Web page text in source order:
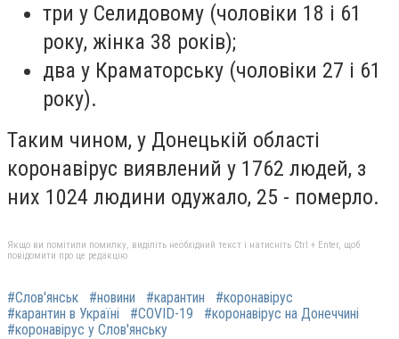
три у Селидовому (чоловіки 18 і 61
року, жінка 38 років);
два у Краматорську (чоловіки 27 і 61
року).
Таким чином, у Донецькій області
коронавірус виявлений у 1762 людей, з
них 1024 людини одужало, 25 - померло.
Якщо ви помітили помилку, виділіть необхідний текст і натисніть Ctrl + Enter, щоб
повідомити про це редакцію
#Слов'янськ #новини #карантин
#коронавірус
#карантин в Україні
#COVID-19
#коронавірус на Донеччині
#коронавірус у Слов'янську